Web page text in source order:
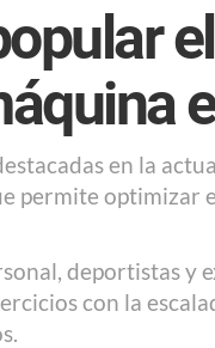
en la
permite optimizar
deportistas y
con la